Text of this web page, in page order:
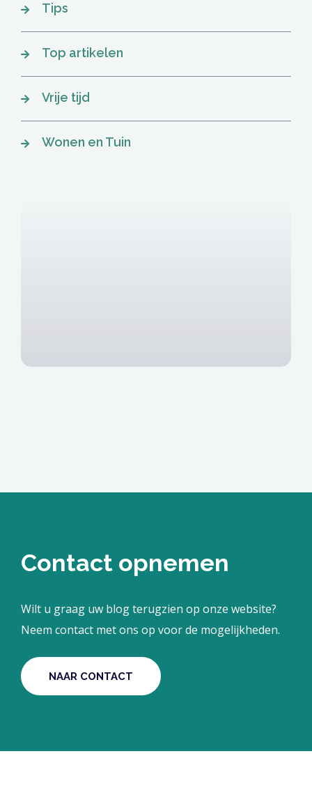
Tips
Top artikelen
Vrije tijd
Wonen en Tuin
Contact opnemen
Wilt u graag uw blog terugzien op onze website?
Neem contact met ons op voor de mogelijkheden.
NAAR CONTACT